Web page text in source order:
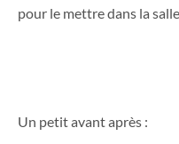
pour le mettre dans la
Un petit avant après :